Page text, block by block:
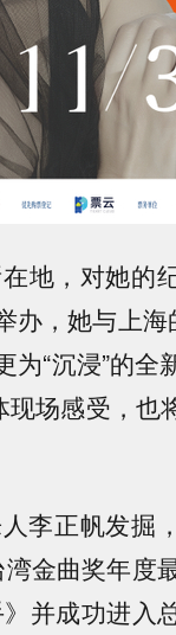
地，对她的
，她与上海
“沉浸”的全
现场感受，也
李正帆发掘
金曲奖年度
并成功进入